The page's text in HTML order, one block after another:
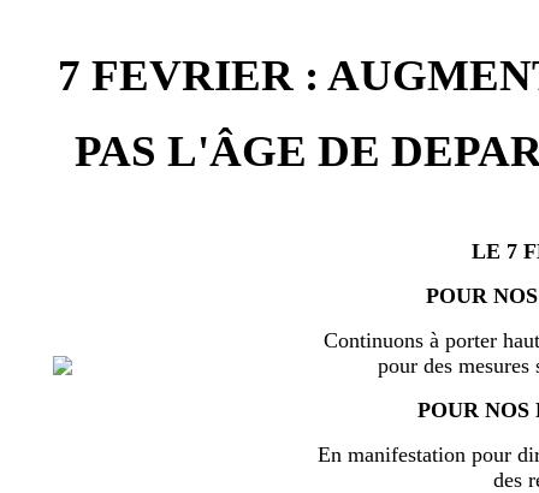
7 FEVRIER :
PAS L'ÂGE DE
LE 7
POUR
Continuons à porter
pour des
POUR
En manifestation pour
des